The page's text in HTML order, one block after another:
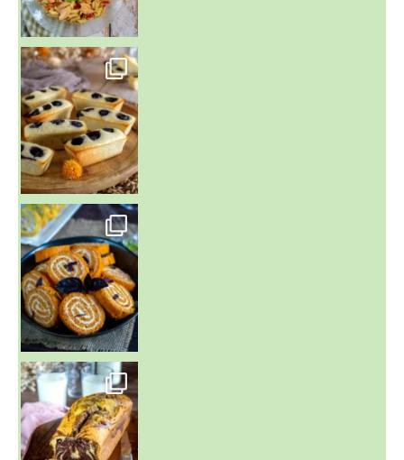
~ FINANCIERS MYRTILLES ET CITRON ~
Aujourd'hu